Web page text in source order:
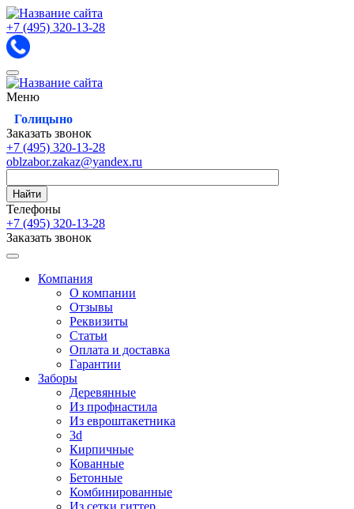
+7 (495) 320-13-28
Меню
Голицыно
Заказать звонок
+7 (495) 320-13-28
oblzabor.zakaz@yandex.ru
Найти
Телефоны
+7 (495) 320-13-28
Заказать звонок
Компания
О компании
Отзывы
Реквизиты
Статьи
Оплата и доставка
Гарантии
Заборы
Деревянные
Из профнастила
Из евроштакетника
3d
Кирпичные
Кованные
Бетонные
Комбинированные
Из сетки гиттер